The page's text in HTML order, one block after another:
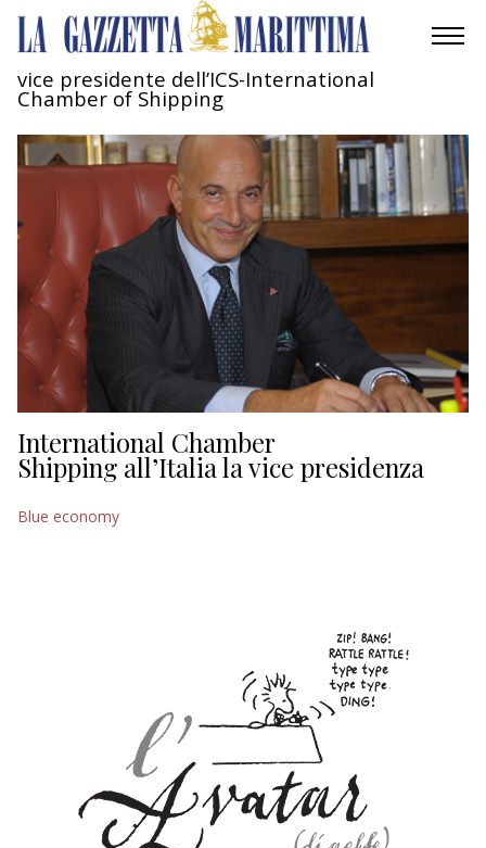
AMBIENTE
MOBILITÀ
INDUSTRIA
RICERCA
ECONOMIA
TURISMO
CULTURA
NAUTICA
EDITORIALI
vice presidente dell’ICS-International
Chamber of Shipping
International Chamber
Shipping all’Italia la vice presidenza
Blue economy